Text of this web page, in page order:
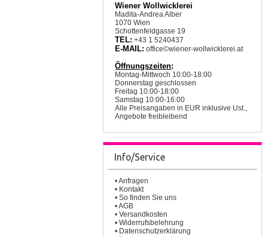
Wiener Wollwicklerei
Madita-Andrea Alber
1070 Wien
Schottenfeldgasse 19
TEL: +43 1 5240437
E-MAIL: office©wiener-wollwicklerei.at
Öffnungszeiten:
Montag-Mittwoch 10:00-18:00
Donnerstag geschlossen
Freitag 10:00-18:00
Samstag 10:00-16:00
Alle Preisangaben in EUR inklusive Ust.,
Angebote freibleibend
Info/Service
•Anfragen
• Kontakt
•So finden Sie uns
•AGB
•Versandkosten
•Widerrufsbelehrung
• Datenschutzerklärung